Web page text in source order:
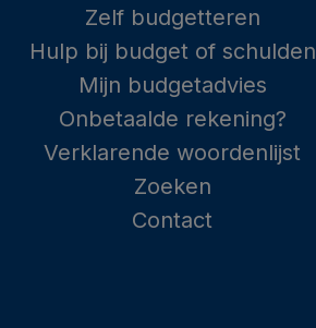
Zelf budgetteren
Hulp bij budget of schulden
Mijn budgetadvies
Onbetaalde rekening?
Verklarende woordenlijst
Zoeken
Contact